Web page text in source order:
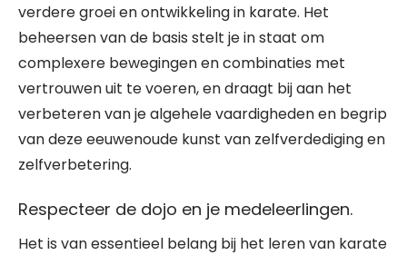
verdere groei en ontwikkeling in karate. Het
beheersen van de basis stelt je in staat om
complexere bewegingen en combinaties met
vertrouwen uit te voeren, en draagt bij aan het
verbeteren van je algehele vaardigheden en begrip
van deze eeuwenoude kunst van zelfverdediging en
zelfverbetering.
Respecteer de dojo en je medeleerlingen.
Het is van essentieel belang bij het leren van karate